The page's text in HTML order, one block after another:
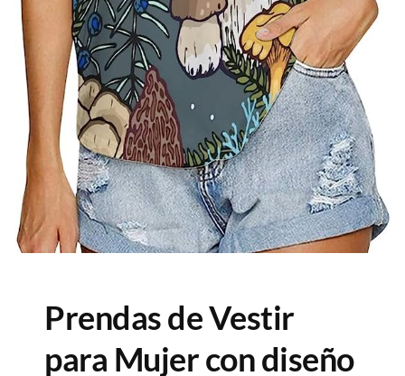
Prendas de Vestir
para Mujer con diseño